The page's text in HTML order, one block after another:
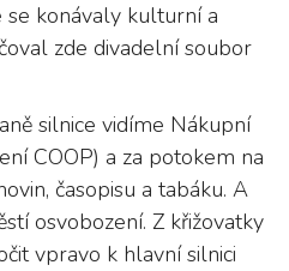
se konávaly kulturní a
zde divadelní soubor
silnice vidíme Nákupní
COOP) a za potokem na
časopisu a tabáku. A
osvobození. Z křižovatky
vpravo k hlavní silnici